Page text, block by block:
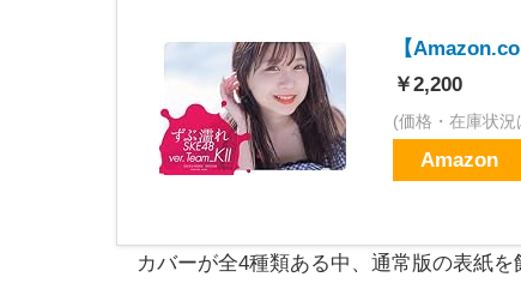
【
￥2,200
(価格・在庫状
Amazon
カバーが全4種類ある中、通常版の表紙を